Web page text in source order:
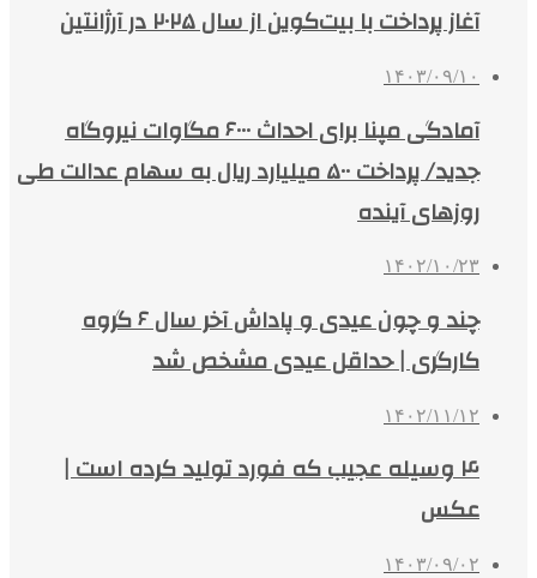
آغاز پرداخت با بیت‌کوین از سال ۲۰۲۵ در آرژانتین
۱۴۰۳/۰۹/۱۰
آمادگی مپنا برای احداث ۶۰۰۰ مگاوات نیروگاه
جدید/ پرداخت ۵۰۰ میلیارد ریال به سهام عدالت طی
روزهای آینده
۱۴۰۲/۱۰/۲۳
چند و چون عیدی و پاداش آخر سال ۶ گروه
کارگری | حداقل عیدی مشخص شد
۱۴۰۲/۱۱/۱۲
۴ وسیله عجیب که فورد تولید کرده است |
عکس
۱۴۰۳/۰۹/۰۲